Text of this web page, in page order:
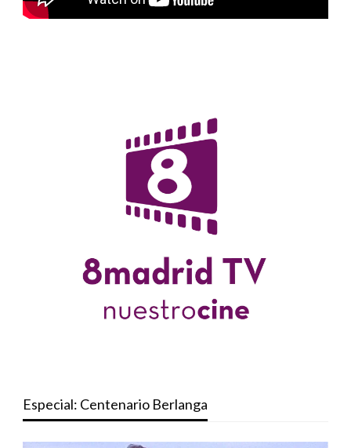
Especial: Centenario Berlanga